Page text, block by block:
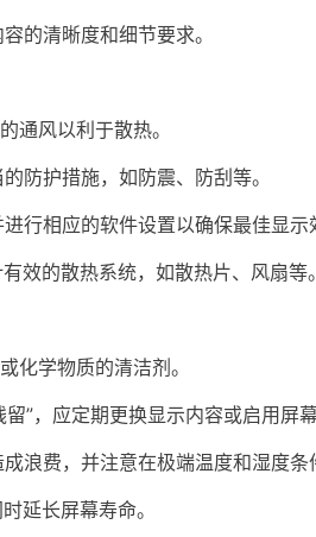
清晰度和细节要求。
风以利于散热。
护措施，如防震、防刮等。
相应的软件设置以确保最佳显示
的散热系统，如散热片、风扇等。
学物质的清洁剂。
，应定期更换显示内容或启用屏幕
费，并注意在极端温度和湿度条
延长屏幕寿命。